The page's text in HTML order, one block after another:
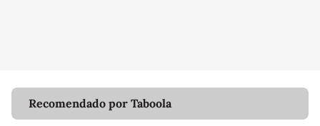
Recomendado por Taboola